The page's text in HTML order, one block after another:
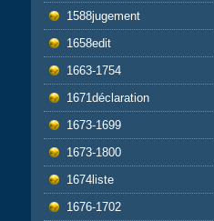
1588jugement
1658edit
1663-1754
1671déclaration
1673-1699
1673-1800
1674liste
1676-1702